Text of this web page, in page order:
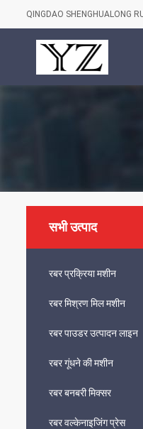
QINGDAO SHENGHUALONG
सभी उत्पाद
रबर प्रक्रिया मशीन
रबर मिश्रण मिल मशीन
रबर पाउडर उत्पादन लाइन
रबर गूंधने की मशीन
रबर बनबरी मिक्सर
रबर वल्केनाइजिंग प्रेस